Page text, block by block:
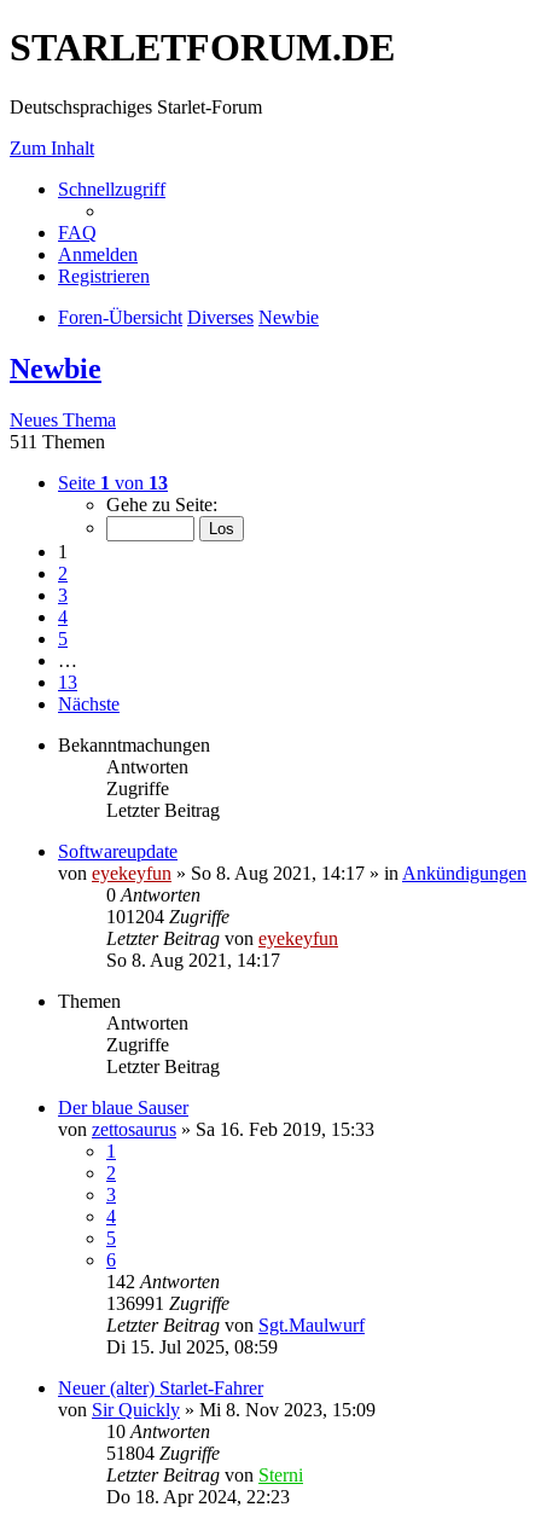
STARLETFORUM.DE
Deutschsprachiges Starlet-Forum
Zum Inhalt
Schnellzugriff
FAQ
Anmelden
Registrieren
Foren-Übersicht Diverses Newbie
Newbie
Neues Thema
511 Themen
Seite 1 von 13
Gehe zu Seite:
1
2
3
4
5
…
13
Nächste
Bekanntmachungen
Antworten
Zugriffe
Letzter Beitrag
Softwareupdate
von eyekeyfun » So 8. Aug 2021, 14:17 » in Ankündigungen
0 Antworten
101204 Zugriffe
Letzter Beitrag von eyekeyfun
So 8. Aug 2021, 14:17
Themen
Antworten
Zugriffe
Letzter Beitrag
Der blaue Sauser
von zettosaurus » Sa 16. Feb 2019, 15:33
1
2
3
4
5
6
142 Antworten
136991 Zugriffe
Letzter Beitrag von Sgt.Maulwurf
Di 15. Jul 2025, 08:59
Neuer (alter) Starlet-Fahrer
von Sir Quickly » Mi 8. Nov 2023, 15:09
10 Antworten
51804 Zugriffe
Letzter Beitrag von Sterni
Do 18. Apr 2024, 22:23